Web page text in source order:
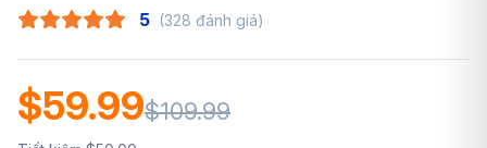
5 (328 đánh giá)
$59.99$109.99